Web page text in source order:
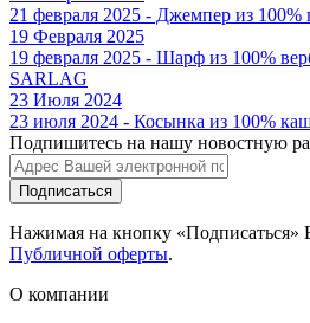
21 февраля 2025 - Джемпер из 100%
19 Февраля 2025
19 февраля 2025 - Шарф из 100%
SARLAG
23 Июля 2024
23 июля 2024 - Косынка из 100%
Подпишитесь на нашу новостную
Подписаться
Нажимая на кнопку «Подписаться»
Публичной оферты.
О компании